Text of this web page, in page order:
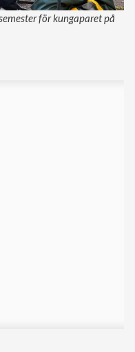
för kungaparet på